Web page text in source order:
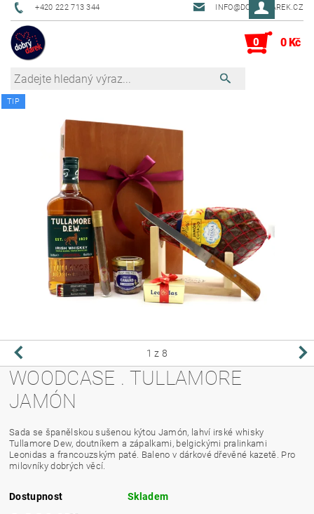
+420 222 713 344 INFO@DOBRYDAREK.CZ
0 0 Kč
TIP
1 z 8
WOODCASE . TULLAMORE
JAMÓN
Sada se španělskou sušenou kýtou Jamón, lahví irské whisky
Tullamore Dew, doutníkem a zápalkami, belgickými pralinkami
Leonidas a francouzským paté. Baleno v dárkové dřevěné kazetě. Pro
milovníky dobrých věcí.
Dostupnost Skladem